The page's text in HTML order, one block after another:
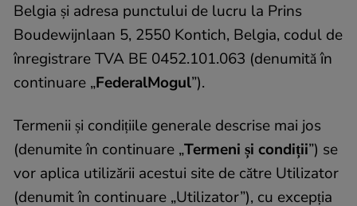
Belgia și adresa punctului de lucru la Prins
Boudewijnlaan 5, 2550 Kontich, Belgia, codul de
înregistrare TVA BE 0452.101.063 (denumită în
continuare „FederalMogul”).
Termenii și condițiile generale descrise mai jos
(denumite în continuare „Termeni și condiții”) se
vor aplica utilizării acestui site de către Utilizator
(denumit în continuare „Utilizator”), cu excepția